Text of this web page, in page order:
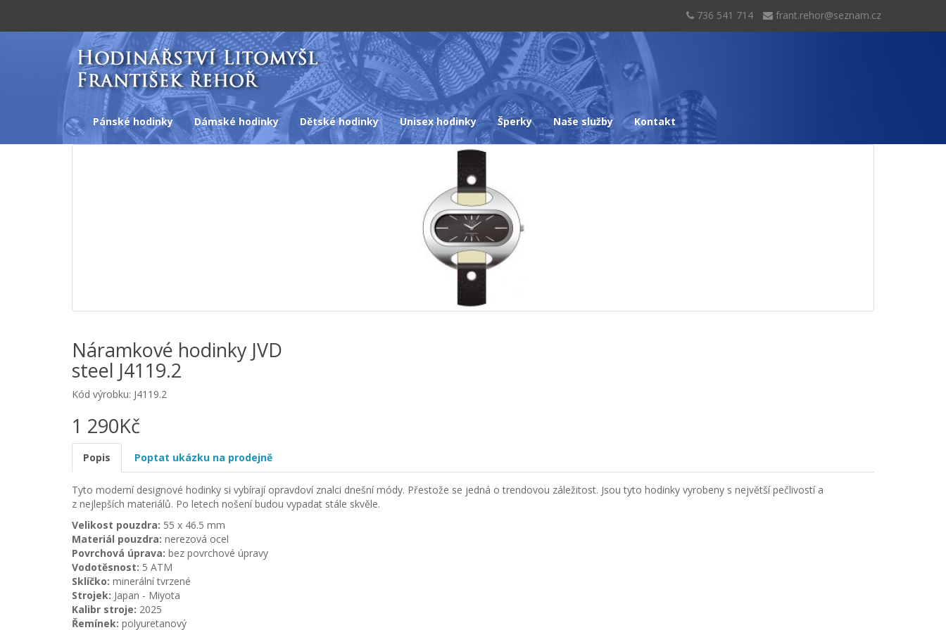
736 541 714 frant.rehor@seznam.cz
Pánské hodinky Dámské hodinky Dětské hodinky Unisex hodinky Šperky Naše služby Kontakt
Náramkové hodinky JVD
steel J4119.2
Kód výrobku: J4119.2
1 290Kč
Popis Poptat ukázku na prodejně
Tyto moderní designové hodinky si vybírají opravdoví znalci dnešní módy. Přestože se jedná o trendovou záležitost. Jsou tyto hodinky vyrobeny s největší pečlivostí a
z nejlepších materiálů. Po letech nošení budou vypadat stále skvěle.
Velikost pouzdra: 55 x 46.5 mm
Materiál pouzdra: nerezová ocel
Povrchová úprava: bez povrchové úpravy
Vodotěsnost: 5 ATM
Sklíčko: minerální tvrzené
Strojek: Japan - Miyota
Kalibr stroje: 2025
Řemínek: polyuretanový